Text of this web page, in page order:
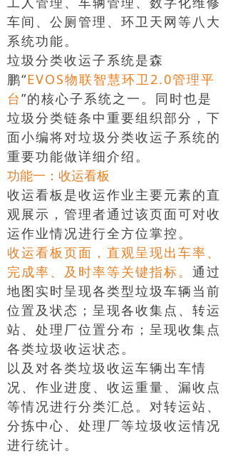
车间、公厕管理、环卫天网等八大
系统功能。
垃圾分类收运子系统是森
鹏“EVOS物联智慧环卫2.0管理平
台”的核心子系统之一。同时也是
垃圾分类链条中重要组织部分，下
面小编将对垃圾分类收运子系统的
重要功能做详细介绍。
功能一：收运看板
收运看板是收运作业主要元素的直
观展示，管理者通过该页面可对收
运作业情况进行全方位掌控。
收运看板页面，直观呈现出车率、
完成率、及时率等关键指标。 通过
地图实时呈现各类型垃圾车辆当前
位置及状态；呈现各收集点、转运
站、处理厂位置分布；呈现收集点
各类垃圾收运状态。
以及对各类垃圾收运车辆出车情
况、作业进度、收运重量、漏收点
等情况进行分类汇总。对转运站、
分拣中心、处理厂等垃圾收运情况
进行统计。